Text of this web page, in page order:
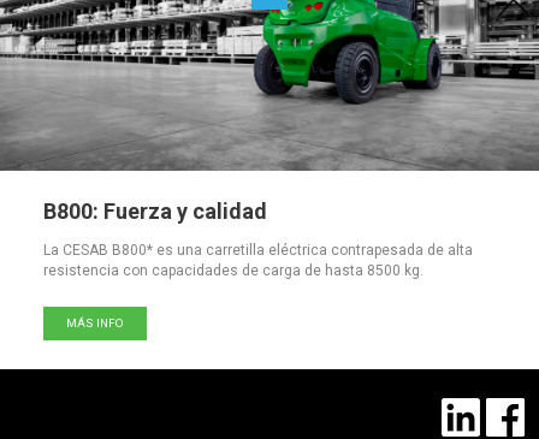
B800: Fuerza y calidad
La CESAB B800* es una carretilla eléctrica contrapesada de alta
resistencia con capacidades de carga de hasta 8500 kg.
MÁS INFO